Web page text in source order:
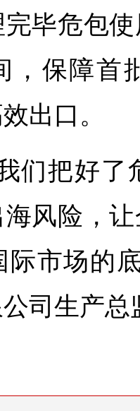
毕危包
，保障首
出口。
们把好了
风险，
际市场的
司生产总